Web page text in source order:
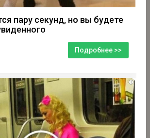
пару секунд, но вы будете
Подробнее >>
i